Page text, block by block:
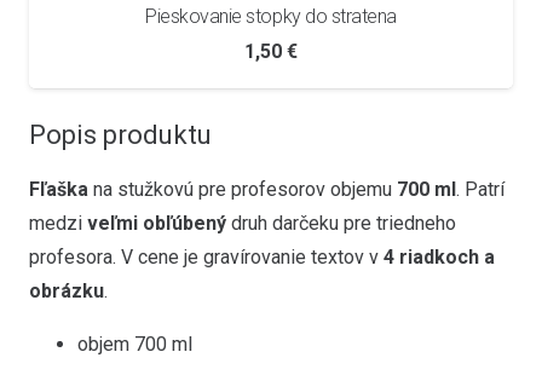
Popis produktu
Fľaška na stužkovú pre profesorov objemu 700 ml . Patrí
medzi veľmi obľúbený druh darčeku pre triedneho
profesora. V cene je gravírovanie textov v 4 riadkoch a
obrázku.
objem 700 ml
Pieskovanie stopky do stratena
1,50 €